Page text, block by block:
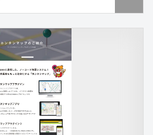
無駄にしない「フェーズフ
防災備蓄品や仮設施設は
管料や場所代」が大きな
ビスは、平時に民間事業
ンピング、公園施設、観
、防災備蓄倉庫として有
害連携協定」等を通じて
避難所・現地対策本部・